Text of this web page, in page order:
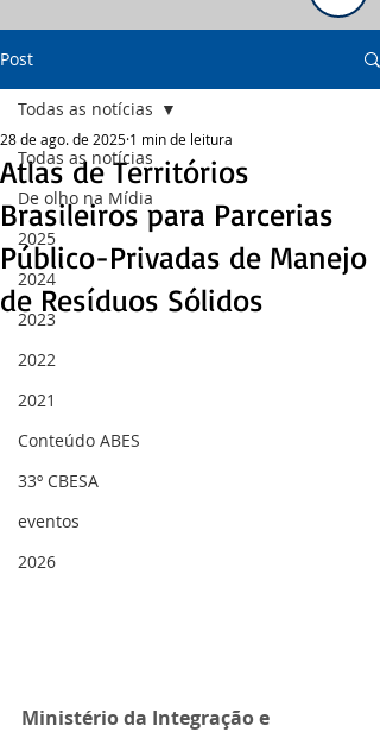
Post
Todas as notícias
De olho na Mídia
2025
2024
2023
2022
2021
Conteúdo ABES
33º CBESA
eventos
2026
Todas as notícias
Atlas de Territórios
Brasileiros para Parcerias
Público-Privadas de Manejo
de Resíduos Sólidos
28 de ago. de 2025 1 min de leitura
Ministério da Integração e